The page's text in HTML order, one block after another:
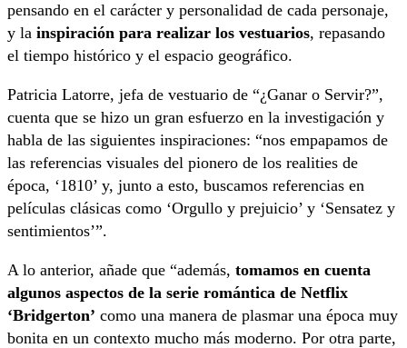
pensando en el carácter y personalidad de cada personaje,
y la inspiración para realizar los vestuarios, repasando
el tiempo histórico y el espacio geográfico.
Patricia Latorre, jefa de vestuario de “¿Ganar o Servir?”,
cuenta que se hizo un gran esfuerzo en la investigación y
habla de las siguientes inspiraciones: “nos empapamos de
las referencias visuales del pionero de los realities de
época, ‘1810’ y, junto a esto, buscamos referencias en
películas clásicas como ‘Orgullo y prejuicio’ y ‘Sensatez y
sentimientos’”.
A lo anterior, añade que “además, tomamos en cuenta
algunos aspectos de la serie romántica de Netflix
‘Bridgerton’ como una manera de plasmar una época muy
bonita en un contexto mucho más moderno. Por otra parte,